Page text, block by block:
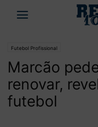
Futebol Profissional
Marcão
renovar,
futebol